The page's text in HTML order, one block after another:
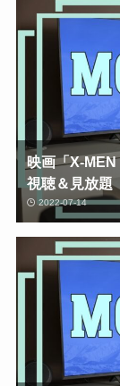
映画「X-
視聴＆見放題
2022-07-14